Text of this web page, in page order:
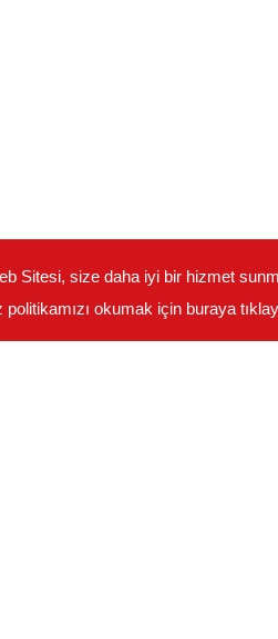
Sitesi, size daha iyi bir hizmet
politikamızı okumak için buraya